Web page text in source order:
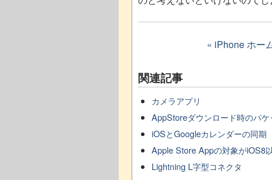
« iPhone ホー
関連記事
カメラアプリ
AppStoreダウンロード時のパ
iOSとGoogleカレンダーの同期
Apple Store Appの対象がiOS8
Lightning L字型コネクタ